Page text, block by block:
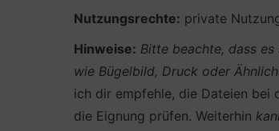
Nutzungsrechte: private
Hinweise: Bitte beachte, dass es
wie Bügelbild, Druck oder
ich dir empfehle, die Dateien bei
die Eignung prüfen. Weiterhin